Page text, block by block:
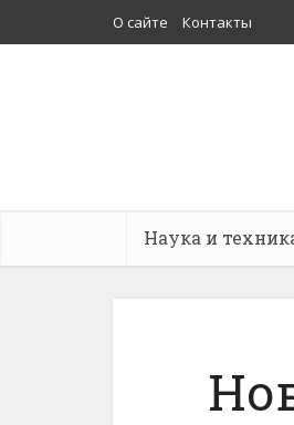
О сайте Контакты
Наука и